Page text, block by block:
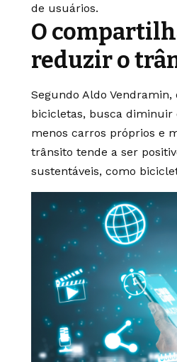
de usuários.
O
reduzir o
Segundo Aldo
bicicletas, busca
menos carros próprios e
trânsito tende a ser
sustentáveis, como